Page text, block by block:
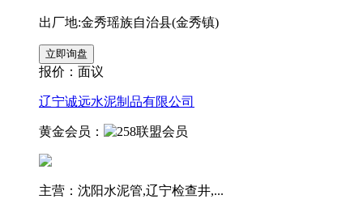
出厂地:金秀瑶族自治县(金秀镇)
报价： 面议
辽宁诚远水泥制品有限公司
黄金会员：
主营：沈阳水泥管,辽宁检查井,...